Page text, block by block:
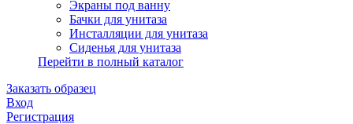
Экраны под ванну
Бачки для унитаза
Инсталляции для унитаза
Сиденья для унитаза
Перейти в полный каталог
Заказать образец
Вход
Регистрация